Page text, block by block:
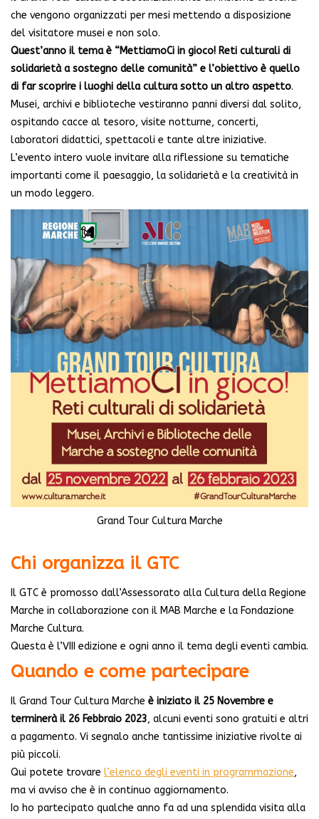
che vengono organizzati per mesi mettendo a disposizione
del visitatore musei e non solo.
Quest’anno il tema è “MettiamoCi in gioco! Reti culturali di
solidarietà a sostegno delle comunità” e l’obiettivo è quello
di far scoprire i luoghi della cultura sotto un altro aspetto.
Musei, archivi e biblioteche vestiranno panni diversi dal solito,
ospitando cacce al tesoro, visite notturne, concerti,
laboratori didattici, spettacoli e tante altre iniziative.
L’evento intero vuole invitare alla riflessione su tematiche
importanti come il paesaggio, la solidarietà e la creatività in
un modo leggero.
Grand Tour Cultura Marche
Chi organizza il GTC
Il GTC è promosso dall’Assessorato alla Cultura della Regione
Marche in collaborazione con il MAB Marche e la Fondazione
Marche Cultura.
Questa è l’VIII edizione e ogni anno il tema degli eventi cambia.
Quando e come partecipare
Il Grand Tour Cultura Marche è iniziato il 25 Novembre e
terminerà il 26 Febbraio 2023, alcuni eventi sono gratuiti e altri
a pagamento. Vi segnalo anche tantissime iniziative rivolte ai
più piccoli.
Qui potete trovare l’elenco degli eventi in programmazione,
ma vi avviso che è in continuo aggiornamento.
Io ho partecipato qualche anno fa ad una splendida visita alla